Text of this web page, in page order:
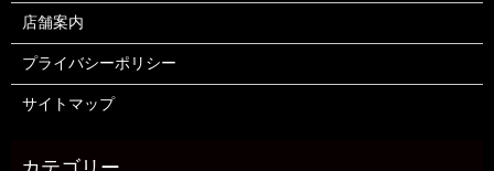
店舗案内
プライバシーポリシー
サイトマップ